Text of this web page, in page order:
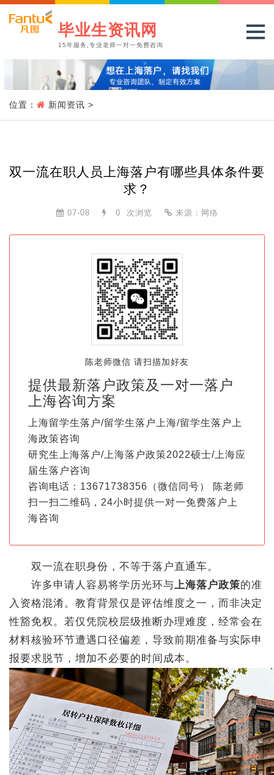
毕业生资讯网
15年服务,专业老师一对一免费咨询
位置： 新闻资讯 >
双一流在职人员上海落户有哪些具体条件要
求？
07-08 0 次浏览 来源：网络
陈老师微信 请扫描加好友
提供最新落户政策及一对一落户
上海咨询方案
上海留学生落户/留学生落户上海/留学生落户上
海政策咨询
研究生上海落户/上海落户政策2022硕士/上海应
届生落户咨询
咨询电话：13671738356（微信同号） 陈老师
扫一扫二维码，24小时提供一对一免费落户上
海咨询
双一流在职身份，不等于落户直通车。
许多申请人容易将学历光环与上海落户政策的准
入资格混淆。教育背景仅是评估维度之一，而非决定
性豁免权。若仅凭院校层级推断办理难度，经常会在
材料核验环节遭遇口径偏差，导致前期准备与实际申
报要求脱节，增加不必要的时间成本。